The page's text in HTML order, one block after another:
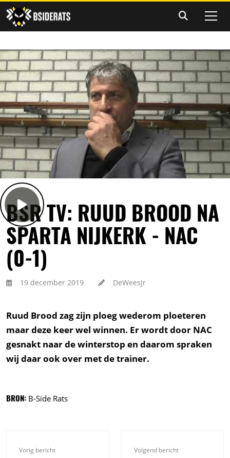
BSR TV: RUUD BROOD NA
SPARTA NIJKERK - NAC
(0-1)
19 december 2019 DeWeesJr
Ruud Brood zag zijn ploeg wederom ploeteren
maar deze keer wel winnen. Er wordt door NAC
gesnakt naar de winterstop en daarom spraken
wij daar ook over met de trainer.
BRON: B-Side Rats
Vorig bericht Volgend bericht